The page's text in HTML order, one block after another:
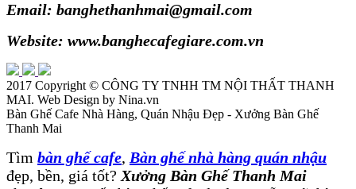
Email: banghethanhmai@gmail.com
Website: www.banghecafegiare.com.vn
2017 Copyright © CÔNG TY TNHH TM NỘI THẤT THANH
MAI. Web Design by Nina.vn
Bàn Ghế Cafe Nhà Hàng, Quán Nhậu Đẹp - Xưởng Bàn Ghế
Thanh Mai
Tìm bàn ghế cafe, Bàn ghế nhà hàng quán nhậu
đẹp, bền, giá tốt? Xưởng Bàn Ghế Thanh Mai